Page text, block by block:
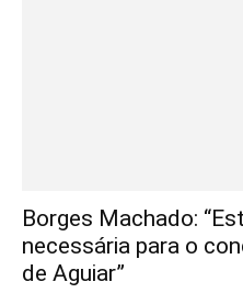
Borges Machado:
necessária para o
de Aguiar”